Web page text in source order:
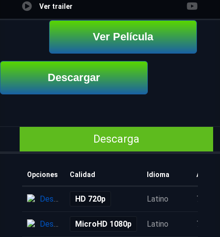
Ver trailer
Ver Película
Descargar
Descarga
Opciones Calidad Idioma
Descarga HD 720p Latino 7 años
Descarga MicroHD 1080p Latino 7 años